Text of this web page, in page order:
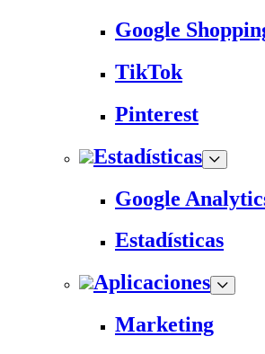
Google
TikTok
Pinterest
Estadísticas
Google
Estadísticas
Aplicaciones
Marketing